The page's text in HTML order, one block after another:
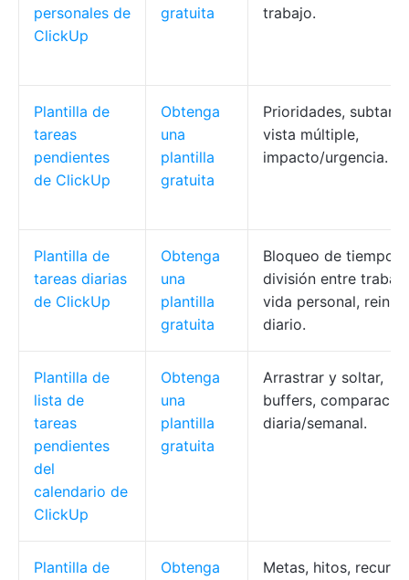
personales de
ClickUp
gratuita
trabajo.
Plantilla de
tareas
pendientes
de ClickUp
Obtenga
una
plantilla
gratuita
Prioridades,
vista múltiple,
impacto/urgencia.
Plantilla de
tareas diarias
de ClickUp
Obtenga
una
plantilla
gratuita
Bloqueo de tiempo,
división entre
vida personal,
diario.
Plantilla de
lista de
tareas
pendientes
del
calendario de
ClickUp
Obtenga
una
plantilla
gratuita
Arrastrar y soltar,
buffers,
diaria/semanal.
Plantilla de
Obtenga
Metas, hitos,